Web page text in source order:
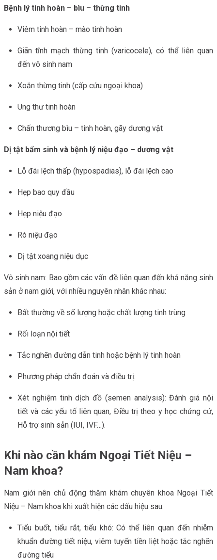
Bệnh lý tinh hoàn – bìu – thừng tinh
Viêm tinh hoàn – mào tinh hoàn
Giãn tĩnh mạch thừng tinh (varicocele), có thể liên quan
đến vô sinh nam
Xoắn thừng tinh (cấp cứu ngoại khoa)
Ung thư tinh hoàn
Chấn thương bìu – tinh hoàn, gãy dương vật
Dị tật bẩm sinh và bệnh lý niệu đạo – dương vật
Lỗ đái lệch thấp (hypospadias), lỗ đái lệch cao
Hẹp bao quy đầu
Hẹp niệu đạo
Rò niệu đạo
Dị tật xoang niệu dục
Vô sinh nam: Bao gồm các vấn đề liên quan đến khả năng sinh
sản ở nam giới, với nhiều nguyên nhân khác nhau:
Bất thường về số lượng hoặc chất lượng tinh trùng
Rối loạn nội tiết
Tắc nghẽn đường dẫn tinh hoặc bệnh lý tinh hoàn
Phương pháp chẩn đoán và điều trị:
Xét nghiệm tinh dịch đồ (semen analysis): Đánh giá nội
tiết và các yếu tố liên quan, Điều trị theo y học chứng cứ,
Hỗ trợ sinh sản (IUI, IVF…).
Khi nào cần khám Ngoại Tiết Niệu –
Nam khoa?
Nam giới nên chủ động thăm khám chuyên khoa Ngoại Tiết
Niệu – Nam khoa khi xuất hiện các dấu hiệu sau:
Tiểu buốt, tiểu rắt, tiểu khó: Có thể liên quan đến nhiễm
khuẩn đường tiết niệu, viêm tuyến tiền liệt hoặc tắc nghẽn
đường tiểu